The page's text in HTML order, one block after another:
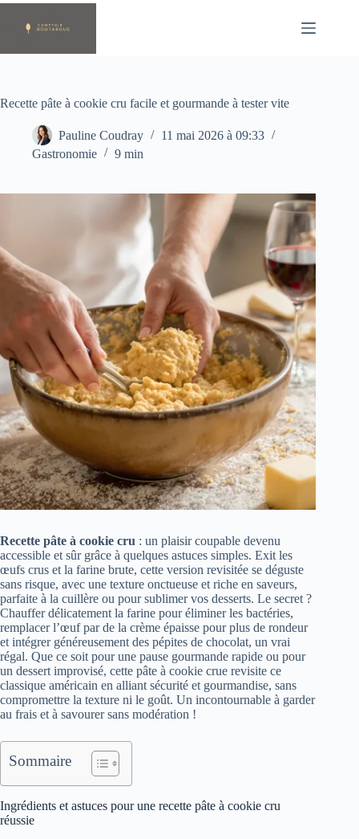
Passer
contenu
Recette pâte à cookie cru facile et gourmande à tester vite
Pauline Coudray
11 mai 2026 à 09:33
Gastronomie
9 min
Recette pâte à cookie cru : un plaisir coupable devenu
accessible et sûr grâce à quelques astuces simples. Exit les
œufs crus et la farine brute, cette version revisitée se déguste
sans risque, avec une texture onctueuse et riche en saveurs,
parfaite à la cuillère ou pour sublimer vos desserts. Le secret ?
Chauffer délicatement la farine pour éliminer les bactéries,
remplacer l’œuf par de la crème épaisse pour plus de rondeur
et intégrer généreusement des pépites de chocolat, un vrai
régal. Que ce soit pour une pause gourmande rapide ou pour
un dessert improvisé, cette pâte à cookie crue revisite ce
classique américain en alliant sécurité et gourmandise, sans
compromettre la texture ni le goût. Un incontournable à garder
au frais et à savourer sans modération !
Sommaire
Ingrédients et astuces pour une recette pâte à cookie cru
réussie